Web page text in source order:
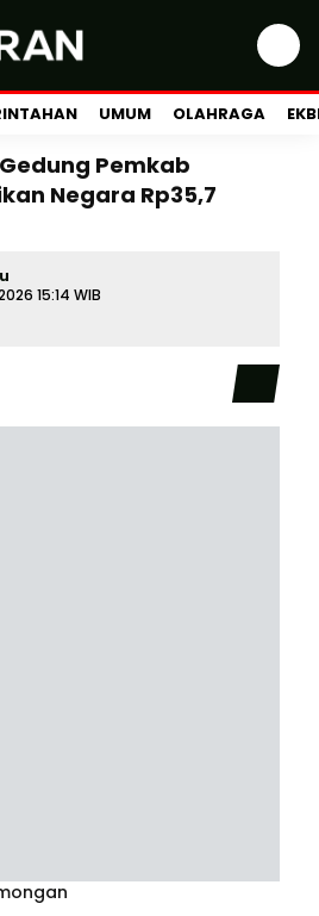
UMUM OLAHRAGA
Pemkab
Negara Rp35,7
15:14 WIB